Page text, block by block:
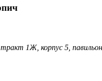
1Ж, корпус 5,